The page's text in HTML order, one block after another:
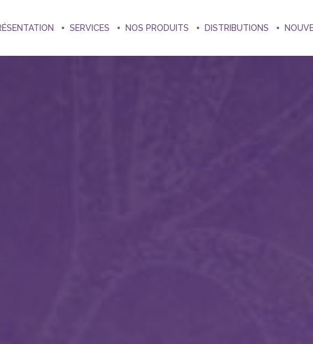
SERVICES NOS PRODUITS DISTRIBUTIONS